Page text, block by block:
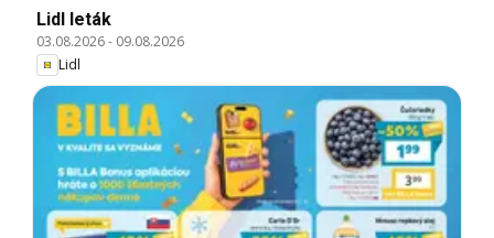
Lidl leták
03.08.2026- 09.08.2026
Lidl